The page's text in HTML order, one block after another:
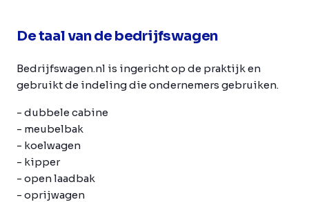
De taal van de bedrijfswagen
Bedrijfswagen.nl is ingericht op de praktijk en
gebruikt de indeling die ondernemers gebruiken.
- dubbele cabine
- meubelbak
- koelwagen
- kipper
- open laadbak
- oprijwagen